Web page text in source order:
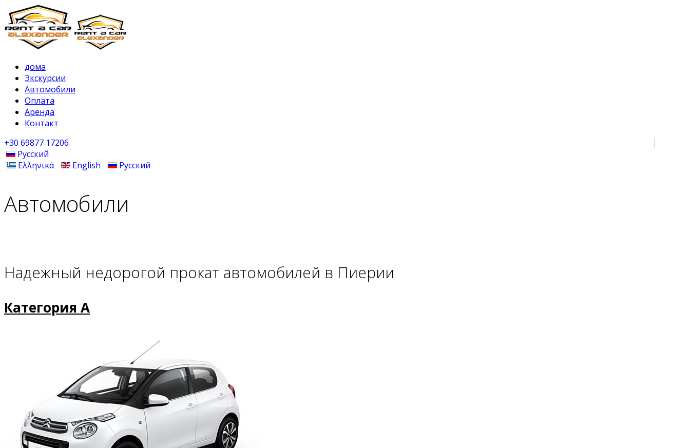
дома
Экскурсии
Автомобили
Оплата
Аренда
Контакт
+30 69877 17206
Русский
Ελληνικά
English Русский
Автомобили
Надежный недорогой прокат автомобилей в Пиерии
Категория Α